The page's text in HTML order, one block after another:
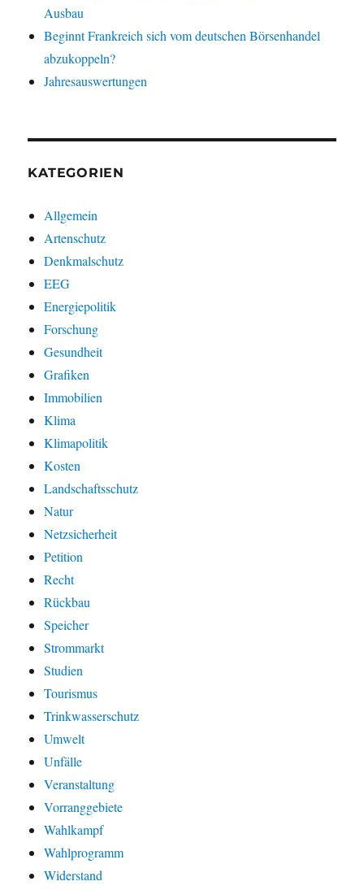
Ausbau
Beginnt Frankreich sich vom deutschen Börsenhandel
abzukoppeln?
Jahresauswertungen
KATEGORIEN
Allgemein
Artenschutz
Denkmalschutz
EEG
Energiepolitik
Forschung
Gesundheit
Grafiken
Immobilien
Klima
Klimapolitik
Kosten
Landschaftsschutz
Natur
Netzsicherheit
Petition
Recht
Rückbau
Speicher
Strommarkt
Studien
Tourismus
Trinkwasserschutz
Umwelt
Unfälle
Veranstaltung
Vorranggebiete
Wahlkampf
Wahlprogramm
Widerstand